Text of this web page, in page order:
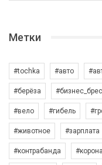
Метки
#tochka #авто
#берёза
#вело #гибель
#животное #зарплата
#контрабанда